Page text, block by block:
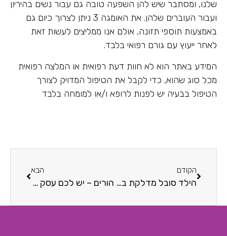
שלנו, ומסתבר שיש להן השפעה טובה גם עבור נשים בהיריון
ועבור העוברים שלהן. את האומגה 3 ניתן לצרוך כיום גם
באמצעות תוספי תזונה, אולם אנו ממליצים לעשות זאת
לאחר ייעוץ עם גורם רפואי בלבד.
המידע באתר הוא לא חוות דעת רפואית או המלצה רפואית
מכל סוג שהוא, כדי לקבל את הטיפול המדויק לצורך
הטיפול בבעיה יש לפנות לרופא ו/או למומחה בלבד
הקודם
הילד סובל מדלקת באוזניים? הינה מידע מועיל בנושא – ותרופת סבתא שתוכל לסייע
הבא
הורים – יש לכם עסק עצמאי? הגיע הזמן ללמוד הכול על החזרי מס לעצמאיים